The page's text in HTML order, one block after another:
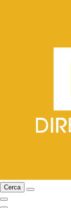
Cerca